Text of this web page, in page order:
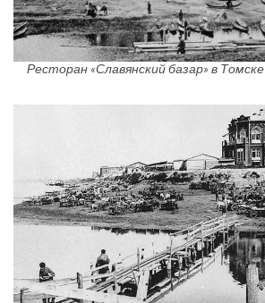
Ресторан «Славянский базар» в Томске